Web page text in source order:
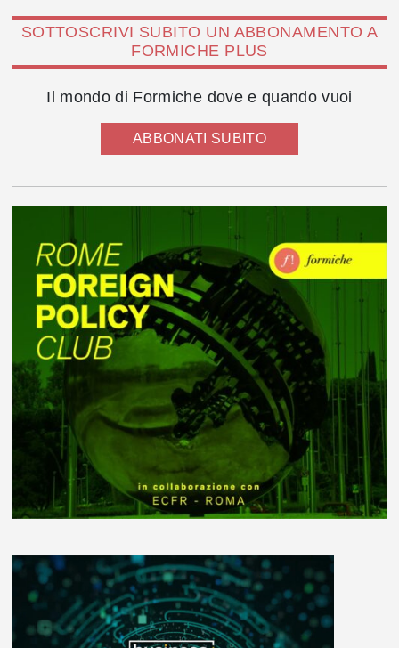
SOTTOSCRIVI SUBITO UN ABBONAMENTO A
FORMICHE PLUS
Il mondo di Formiche dove e quando vuoi
ABBONATI SUBITO